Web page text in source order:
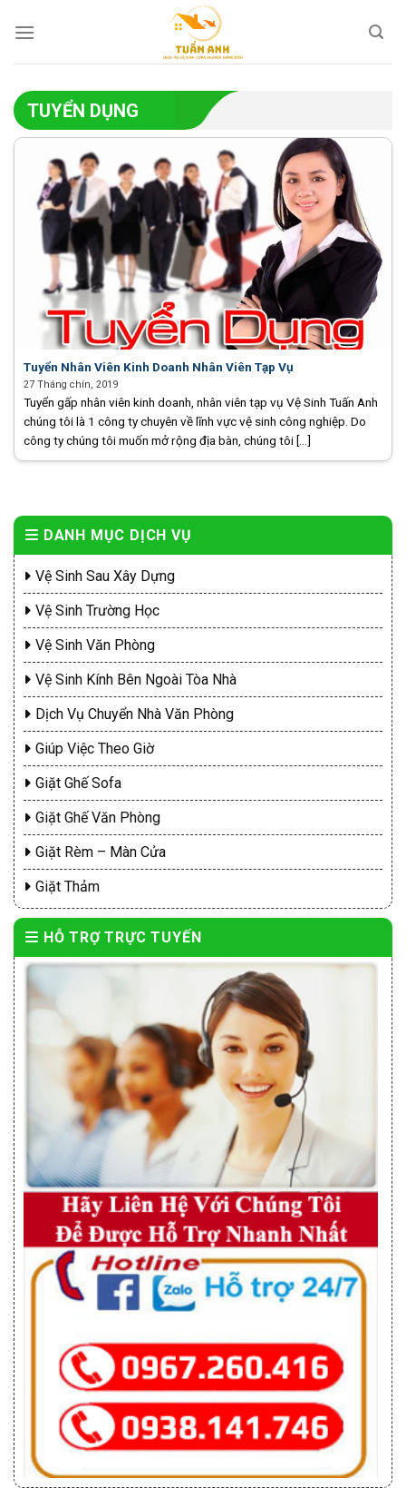
TUYỂN DỤNG
Tuyển Nhân Viên Kinh Doanh Nhân Viên Tạp Vụ
27 Tháng chín, 2019
Tuyển gấp nhân viên kinh doanh, nhân viên tạp vụ Vệ Sinh Tuấn Anh
chúng tôi là 1 công ty chuyên về lĩnh vực vệ sinh công nghiệp. Do
công ty chúng tôi muốn mở rộng địa bàn, chúng tôi [...]
DANH MỤC DỊCH VỤ
Vệ Sinh Sau Xây Dựng
Vệ Sinh Trường Học
Vệ Sinh Văn Phòng
Vệ Sinh Kính Bên Ngoài Tòa Nhà
Dịch Vụ Chuyển Nhà Văn Phòng
Giúp Việc Theo Giờ
Giặt Ghế Sofa
Giặt Ghế Văn Phòng
Giặt Rèm – Màn Cửa
Giặt Thảm
HỖ TRỢ TRỰC TUYẾN